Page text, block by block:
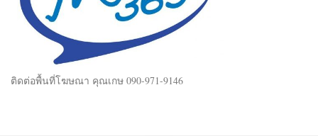
ติดต่อพื้นที่โฆษณา คุณเกษ 090-971-9146